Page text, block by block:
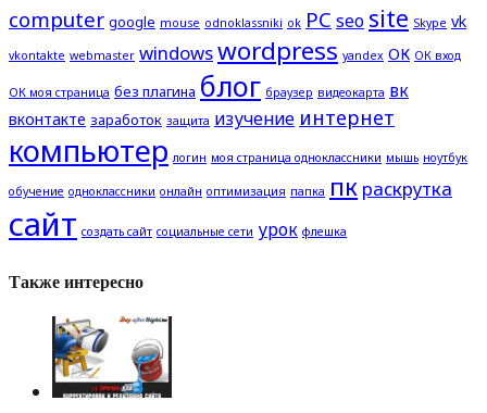
computer google mouse odnoklassniki ok PC seo site Skype vk
vkontakte webmaster windowswordpress yandex ОК ОК вход
ОК моя страница без плагина блог браузер видеокарта вк
вконтакте заработок защита изучение интернет
компьютер логин моя страница одноклассники мышь ноутбук
обучение одноклассники онлайн оптимизация папка пк раскрутка
сайт создать сайт социальные сети урок флешка
Также интересно